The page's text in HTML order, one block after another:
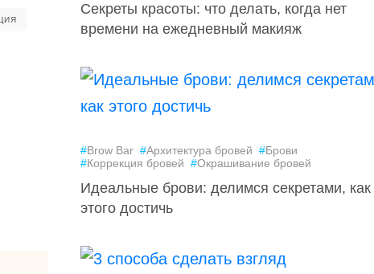
Секреты красоты: что делать, когда нет
времени на ежедневный макияж
#Brow Bar #Архитектура бровей #Брови
#Коррекция бровей #Окрашивание бровей
Идеальные брови: делимся секретами, как
этого достичь